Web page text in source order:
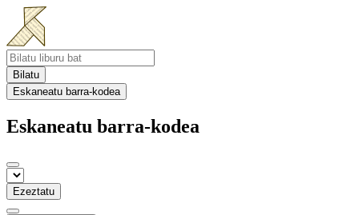
Bilatu
Eskaneatu barra-kodea
Eskaneatu barra-kodea
Ezeztatu